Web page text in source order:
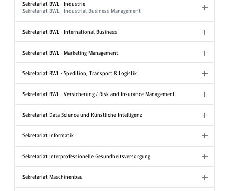
Sekretariat BWL - Industrie
Sekretariat BWL - Industrial Business Management
Sekretariat BWL - International Business
Sekretariat BWL - Marketing Management
Sekretariat BWL - Spedition, Transport & Logistik
Sekretariat BWL - Versicherung / Risk and Insurance Management
Sekretariat Data Science und Künstliche Intelligenz
Sekretariat Informatik
Sekretariat Interprofessionelle Gesundheitsversorgung
Sekretariat Maschinenbau